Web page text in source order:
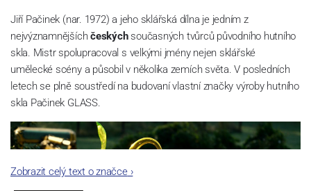
Jiří Pačinek (nar. 1972) a jeho sklářská dílna je jedním z
nejvýznamnějšíchčeských současných tvůrců původního hutního
skla. Mistr spolupracoval s velkými jmény nejen sklářské
umělecké scény a působil v několika zemích světa. V posledních
letech se plně soustředí na budovaní vlastní značky výroby hutního
skla Pačinek GLASS.
Zobrazit celý text o značce›